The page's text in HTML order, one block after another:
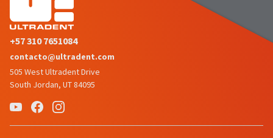
+57 310 7651084
contacto@ultradent.com
505 West Ultradent Drive
South Jordan, UT 84095